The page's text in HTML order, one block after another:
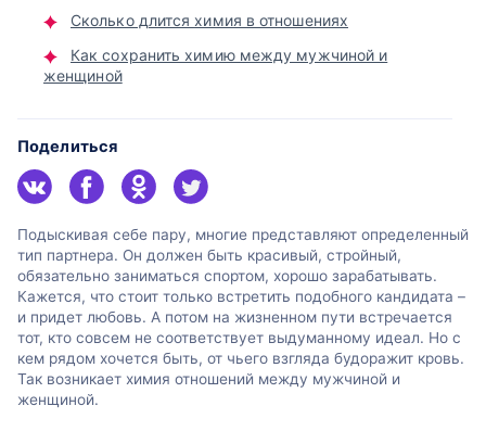
Сколько длится химия в отношениях
Как сохранить химию между мужчиной и
женщиной
Поделиться
Подыскивая себе пару, многие представляют определенный
тип партнера. Он должен быть красивый, стройный,
обязательно заниматься спортом, хорошо зарабатывать.
Кажется, что стоит только встретить подобного кандидата –
и придет любовь. А потом на жизненном пути встречается
тот, кто совсем не соответствует выдуманному идеал. Но с
кем рядом хочется быть, от чьего взгляда будоражит кровь.
Так возникает химия отношений между мужчиной и
женщиной.